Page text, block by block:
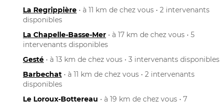
La Regrippière • à 11 km de chez vous • 2 intervenants
disponibles
La Chapelle-Basse-Mer • à 17 km de chez vous • 5
intervenants disponibles
Gesté • à 13 km de chez vous • 3 intervenants disponibles
Barbechat • à 11 km de chez vous • 2 intervenants
disponibles
Le Loroux-Bottereau • à 19 km de chez vous • 7